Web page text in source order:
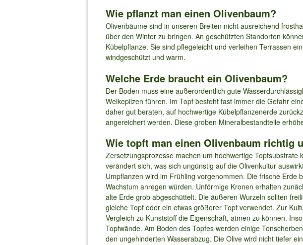
Wie pflanzt man einen Olivenbaum?
Olivenbäume sind in unseren Breiten nicht ausreichend
über den Winter zu bringen. An geschützten Standorten
Kübelpflanze. Sie sind pflegeleicht und verleihen Terrassen
windgeschützt und warm.
Welche Erde braucht ein Olivenbaum?
Der Boden muss eine außerordentlich gute
Welkepilzen führen. Im Topf besteht fast immer die Gefahr
daher gut beraten, auf hochwertige Kübelpflanzenerde
angereichert werden. Diese groben Mineralbestandteile
Wie topft man einen Olivenbaum richtig
Zersetzungsprozesse machen um hochwertige
verändert sich, was sich ungünstig auf die Olivenkultur
Umpflanzen wird im Frühling vorgenommen. Die frische
Wachstum anregen würden. Unförmige Kronen erhalten
alte Erde grob abgeschüttelt. Die äußeren Wurzeln sollten
gleiche Topf oder ein etwas größerer Topf verwendet. Zur
Vergleich zu Kunststoff die Eigenschaft, atmen zu können.
Topfwände. Am Boden des Topfes werden einige
den ungehinderten Wasserabzug. Die Olive wird nicht tiefer